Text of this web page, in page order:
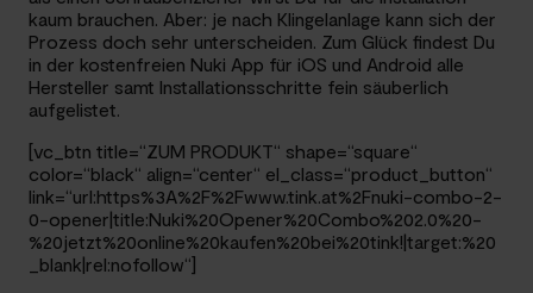
kaum brauchen. Aber: je nach Klingelanlage kann sich der
Prozess doch sehr unterscheiden. Zum Glück findest Du
in der kostenfreien Nuki App für iOS und Android alle
Hersteller samt Installationsschritte fein säuberlich
aufgelistet.
[vc_btn title=“ZUM PRODUKT“ shape=“square“
color=“black“ align=“center“ el_class=“product_button“
link=“url:https%3A%2F%2Fwww.tink.at%2Fnuki-combo-2-
0-opener|title:Nuki%20Opener%20Combo%202.0%20-
%20jetzt%20online%20kaufen%20bei%20tink!|target:%20
_blank|rel:nofollow“]